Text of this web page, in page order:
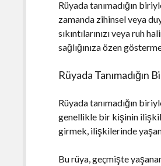
Rüyada tanımadığın
zamanda zihinsel veya
sıkıntılarınızı veya ruh
sağlığınıza özen
Rüyada
Rüyada tanımadığın
genellikle bir kişinin
girmek, ilişkilerinde
Bu rüya, geçmişte